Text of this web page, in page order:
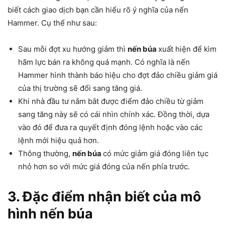
biết cách giao dịch bạn cần hiểu rõ ý nghĩa của nến
Hammer. Cụ thể như sau:
Sau mỗi đợt xu hướng giảm thì nến búa xuất hiện để kìm
hãm lực bán ra không quá mạnh. Có nghĩa là nến
Hammer hình thành báo hiệu cho đợt đảo chiều giảm giá
của thị trường sẽ đổi sang tăng giá.
Khi nhà đầu tư nắm bắt được điểm đảo chiều từ giảm
sang tăng này sẽ có cái nhìn chính xác. Đồng thời, dựa
vào đó để đưa ra quyết định đóng lệnh hoặc vào các
lệnh mới hiệu quả hơn.
Thông thường, nến búa có mức giảm giá đóng liên tục
nhỏ hơn so với mức giá đóng của nến phía trước.
3. Đặc điểm nhận biết của mô
hình nến búa